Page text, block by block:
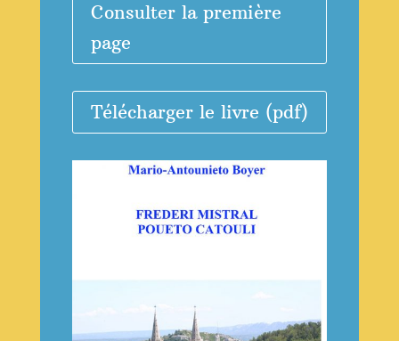
Consulter la première
page
Télécharger le livre (pdf)